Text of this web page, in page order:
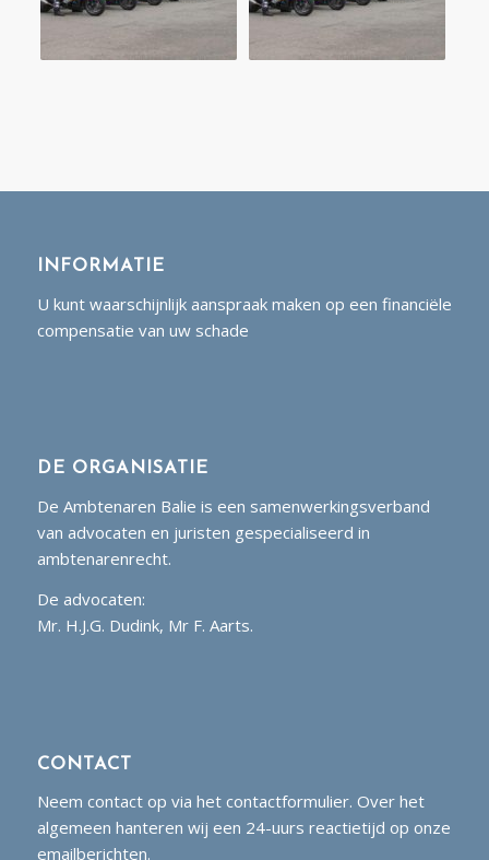
INFORMATIE
U kunt waarschijnlijk aanspraak maken op een financiële
compensatie van uw schade
DE ORGANISATIE
De Ambtenaren Balie is een samenwerkingsverband
van advocaten en juristen gespecialiseerd in
ambtenarenrecht.
De advocaten:
Mr. H.J.G. Dudink, Mr F. Aarts.
CONTACT
Neem contact op via het contactformulier. Over het
algemeen hanteren wij een 24-uurs reactietijd op onze
emailberichten.